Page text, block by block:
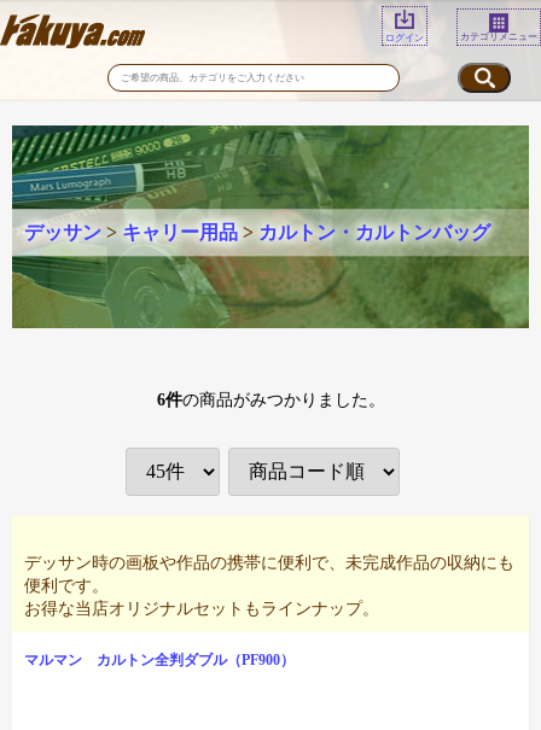
ログイン カテゴリメニュー
デッサン > キャリー用品 > カルトン・カルトンバッグ
6件の商品がみつかりました。
デッサン時の画板や作品の携帯に便利で、未完成作品の収納にも
便利です。
お得な当店オリジナルセットもラインナップ。
マルマン カルトン全判ダブル（PF900）